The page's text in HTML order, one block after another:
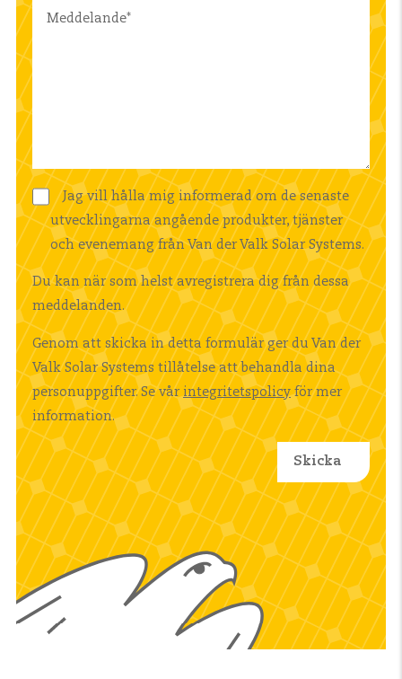
Jag vill hålla mig informerad om de senaste
utvecklingarna angående produkter, tjänster
och evenemang från Van der Valk Solar Systems.
Du kan när som helst avregistrera dig från dessa
meddelanden.
Genom att skicka in detta formulär ger du Van der
Valk Solar Systems tillåtelse att behandla dina
personuppgifter. Se vår integritetspolicyför mer
information.